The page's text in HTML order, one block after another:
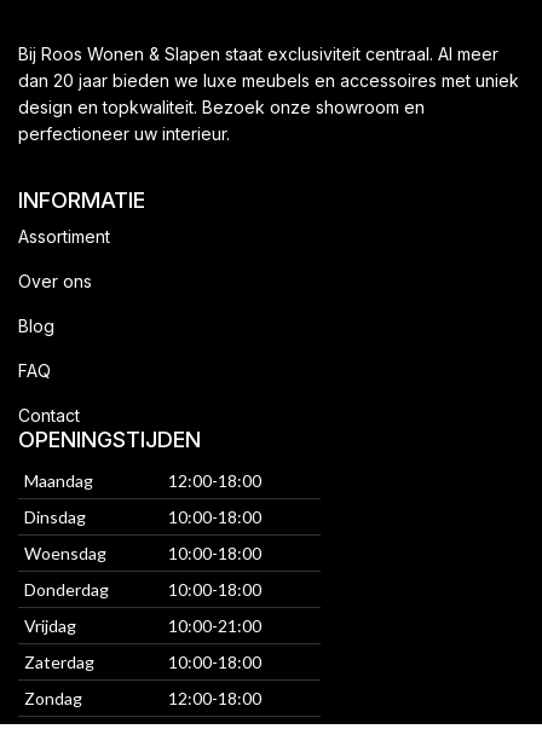
Bij Roos Wonen & Slapen staat exclusiviteit centraal. Al meer
dan 20 jaar bieden we luxe meubels en accessoires met uniek
design en topkwaliteit. Bezoek onze showroom en
perfectioneer uw interieur.
INFORMATIE
Assortiment
Over ons
Blog
FAQ
Contact
OPENINGSTIJDEN
Maandag
12:00-18:00
Dinsdag
10:00-18:00
Woensdag
10:00-18:00
Donderdag
10:00-18:00
Vrijdag
10:00-21:00
Zaterdag
10:00-18:00
Zondag
12:00-18:00